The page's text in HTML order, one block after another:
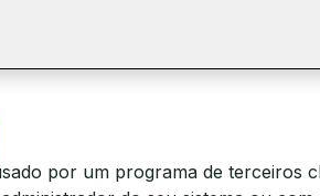
por um programa de terceiros